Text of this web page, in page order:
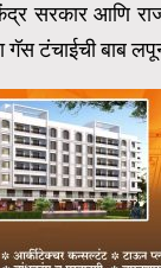
सरकार आणि
टंचाईची बाब लपून